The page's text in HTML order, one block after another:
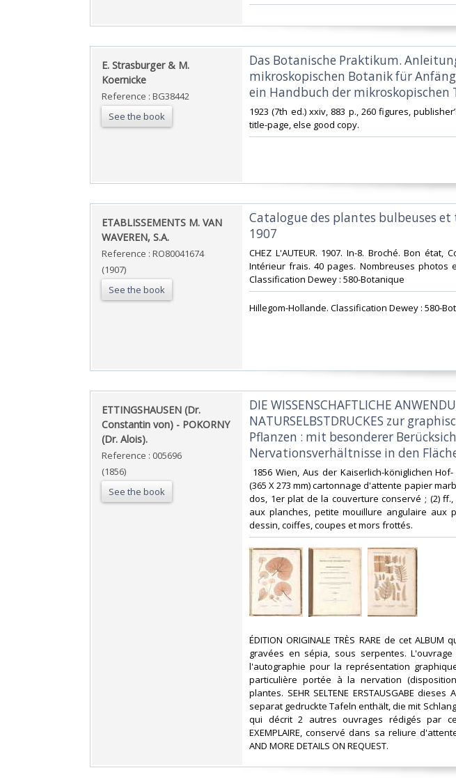
‎E. Strasburger & M.
Koernicke‎
Reference : BG38442
See the book
‎Das Botanische Praktikum.
mikroskopischen Botanik für
ein Handbuch der mikroskopischen
‎1923 (7th ed.) xxiv, 883 p., 260 figures,
title-page, else good copy.‎
‎ETABLISSEMENTS M. VAN
WAVEREN, S.A.‎
Reference : RO80041674
(1907)
See the book
‎Catalogue des plantes bulbeuses
1907‎
‎CHEZ L'AUTEUR. 1907. In-8. Broché. Bon
Intérieur frais. 40 pages. Nombreuses photos
Classification Dewey : 580-Botanique‎
‎Hillegom-Hollande. Classification Dewey : 580-
‎ETTINGSHAUSEN (Dr.
Constantin von) - POKORNY
(Dr. Alois).‎
Reference : 005696
(1856)
See the book
‎DIE WISSENSCHAFTLICHE
NATURSELBSTDRUCKES zur
Pflanzen : mit besonderer
Nervationsverhältnisse in den
1856 Wien, Aus der Kaiserlich-königlichen
(365 X 273 mm) cartonnage d'attente papier
dos, 1er plat de la couverture conservé ; (2)
aux planches, petite mouillure angulaire aux
dessin, coiffes, coupes et mors frottés.‎
‎ÉDITION ORIGINALE TRÈS RARE de cet
gravées en sépia, sous serpentes.
l'autographie pour la représentation
particulière portée à la nervation
plantes. SEHR SELTENE ERSTAUSGABE
separat gedruckte Tafeln enthält, die mit
qui décrit 2 autres ouvrages rédigés par
EXEMPLAIRE, conservé dans sa reliure
AND MORE DETAILS ON REQUEST. ‎